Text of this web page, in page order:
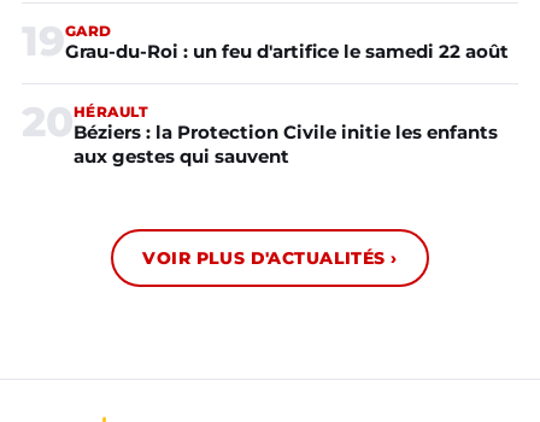
19GARD
Grau-du-Roi : un feu d'artifice le samedi 22 août
20HÉRAULT
Béziers : la Protection Civile initie les enfants
aux gestes qui sauvent
VOIR PLUS D'ACTUALITÉS ›